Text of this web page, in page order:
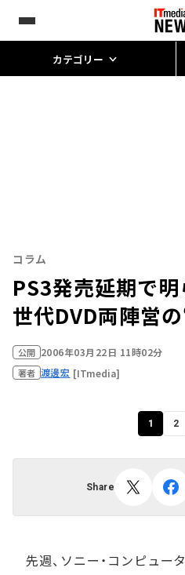
カテゴリー
コラム
PS3発売延期で
世代DVD両陣営
公開 2006年03月22日 11時02分
著者 渡邊宏 [ITmedia]
1 2
Share
先週、ソニー・コンピュー